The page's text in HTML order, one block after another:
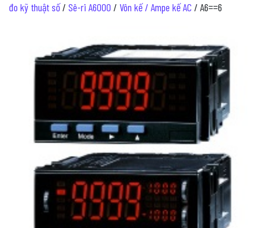
đo kỹ thuật số/ Sê-ri A6000 / Vôn kế / Ampe kế AC / A6==6